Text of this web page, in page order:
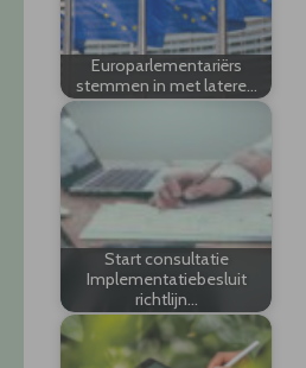
Europarlementariërs
stemmen in met latere…
Start consultatie
Implementatiebesluit
richtlijn…